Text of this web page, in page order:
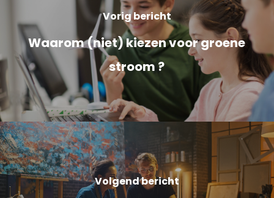
Vorig bericht
Waarom (niet) kiezen voor groene
stroom ?
Volgend bericht